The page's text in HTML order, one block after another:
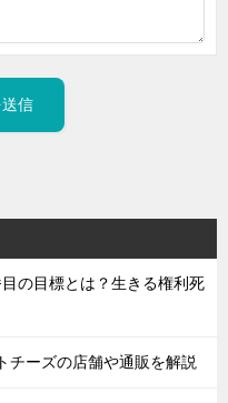
の目標とは？生きる権利死
チーズの店舗や通販を解説